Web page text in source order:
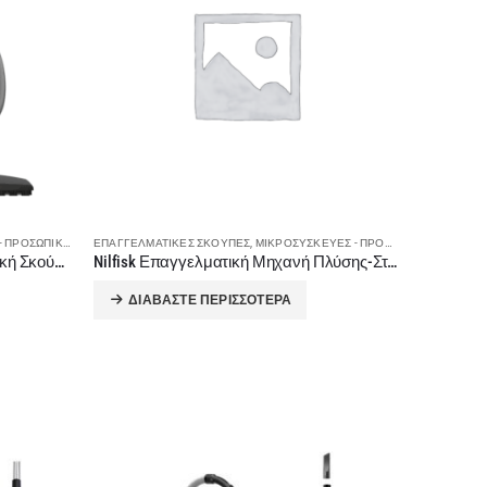
ΦΡΟΝΤΊΔΑ ,ΣΚΟΎΠΕΣ
Miele CX1 125 Gala Edition Ηλεκτρική Σκούπα με Κάδο Boost Cashmere Grey
ΕΠΑΓΓΕΛΜΑΤΙΚΈΣ ΣΚΟΎΠΕΣ ΜΙΚΡΟΣΥΣΚΕΥΈΣ - ΠΡΟΣΩΠΙΚΉ ΦΡΟΝΤΊΔΑ
Nilfisk Επαγγελματική Μηχανή Πλύσης-Στέγνωσης VIPER AS4335C Καλωδίου
ΔΙΑΒΆΣΤΕ ΠΕΡΙΣΣΌΤΕΡΑ